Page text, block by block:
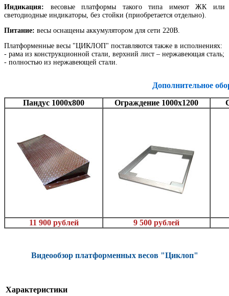
Индикация: весовые платформы такого типа имеют ЖК или
светодиодные индикаторы, без стойки (приобретается отдельно).
Питание: весы оснащены аккумулятором для сети 220В.
Платформенные весы "ЦИКЛОП" поставляются также в исполнениях:
- рама из конструкционной стали, верхний лист – нержавеющая сталь;
- полностью из нержавеющей стали.
Дополнительное
Пандус 1000х800
Ограждение 1000х1200
11 900 рублей 9 500 рублей
Видеообзор платформенных весов "Циклоп"
Характеристики